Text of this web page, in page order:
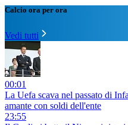
Calcio ora per ora
Vedi tutti
00:01
La Uefa scava nel passato di
amante con soldi dell'ente
23:55